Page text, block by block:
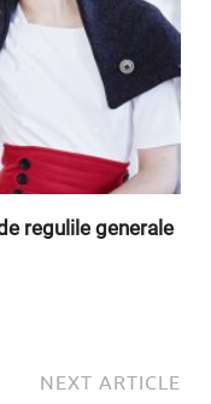
regulile generale
NEXT ARTICLE